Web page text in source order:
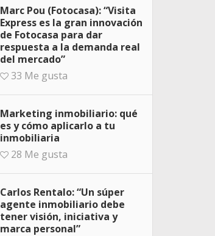
Marc Pou (Fotocasa): “Visita
Express es la gran innovación
de Fotocasa para dar
respuesta a la demanda real
del mercado”
33 Me gusta
Marketing inmobiliario: qué
es y cómo aplicarlo a tu
inmobiliaria
28 Me gusta
Carlos Rentalo: “Un súper
agente inmobiliario debe
tener visión, iniciativa y
marca personal”